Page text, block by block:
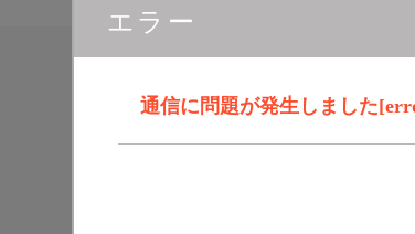
エラー
通信に問題が発生しました